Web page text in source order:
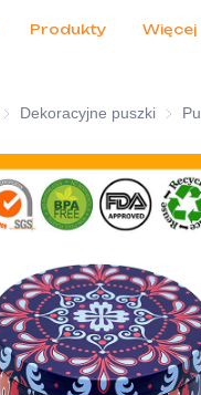
Produkty Więcej
Dekoracyjne puszki